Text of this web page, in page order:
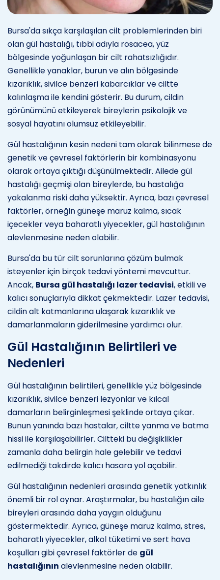
Bursa'da sıkça karşılaşılan cilt problemlerinden biri
olan gül hastalığı, tıbbi adıyla rosacea, yüz
bölgesinde yoğunlaşan bir cilt rahatsızlığıdır.
Genellikle yanaklar, burun ve alın bölgesinde
kızarıklık, sivilce benzeri kabarcıklar ve ciltte
kalınlaşma ile kendini gösterir. Bu durum, cildin
görünümünü etkileyerek bireylerin psikolojik ve
sosyal hayatını olumsuz etkileyebilir.
Gül hastalığının kesin nedeni tam olarak bilinmese de
genetik ve çevresel faktörlerin bir kombinasyonu
olarak ortaya çıktığı düşünülmektedir. Ailede gül
hastalığı geçmişi olan bireylerde, bu hastalığa
yakalanma riski daha yüksektir. Ayrıca, bazı çevresel
faktörler, örneğin güneşe maruz kalma, sıcak
içecekler veya baharatlı yiyecekler, gül hastalığının
alevlenmesine neden olabilir.
Bursa'da bu tür cilt sorunlarına çözüm bulmak
isteyenler için birçok tedavi yöntemi mevcuttur.
Ancak, Bursa gül hastalığı lazer tedavisi, etkili ve
kalıcı sonuçlarıyla dikkat çekmektedir. Lazer tedavisi,
cildin alt katmanlarına ulaşarak kızarıklık ve
damarlanmaların giderilmesine yardımcı olur.
Gül Hastalığının Belirtileri ve
Nedenleri
Gül hastalığının belirtileri, genellikle yüz bölgesinde
kızarıklık, sivilce benzeri lezyonlar ve kılcal
damarların belirginleşmesi şeklinde ortaya çıkar.
Bunun yanında bazı hastalar, ciltte yanma ve batma
hissi ile karşılaşabilirler. Ciltteki bu değişiklikler
zamanla daha belirgin hale gelebilir ve tedavi
edilmediği takdirde kalıcı hasara yol açabilir.
Gül hastalığının nedenleri arasında genetik yatkınlık
önemli bir rol oynar. Araştırmalar, bu hastalığın aile
bireyleri arasında daha yaygın olduğunu
göstermektedir. Ayrıca, güneşe maruz kalma, stres,
baharatlı yiyecekler, alkol tüketimi ve sert hava
koşulları gibi çevresel faktörler de gül
hastalığının alevlenmesine neden olabilir.